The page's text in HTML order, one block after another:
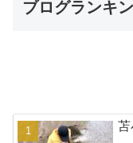
ブログランキ